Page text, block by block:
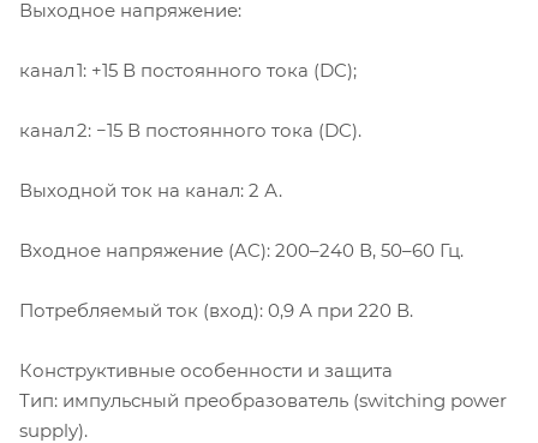
Выходное напряжение:
канал 1: +15 В постоянного тока (DC);
канал 2: −15 В постоянного тока (DC).
Выходной ток на канал: 2 А.
Входное напряжение (AC): 200–240 В, 50–60 Гц.
Потребляемый ток (вход): 0,9 А при 220 В.
Конструктивные особенности и защита
Тип: импульсный преобразователь (switching power
supply).